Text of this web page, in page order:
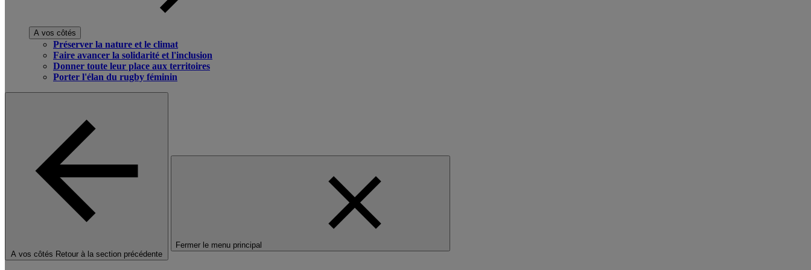
A vos côtés
Préserver la nature et le climat
Faire avancer la solidarité et l'inclusion
Donner toute leur place aux territoires
Porter l'élan du rugby féminin
A vos côtés Retour à la section précédente
Fermer le menu principal